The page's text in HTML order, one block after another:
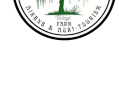
5‑დან 4,99, 70